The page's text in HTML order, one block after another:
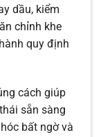
dầu, kiểm
chỉnh khe
quy định
cách giúp
sẵn sàng
bất ngờ và